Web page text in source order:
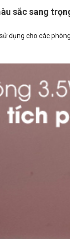
sắc sang
dụng cho các